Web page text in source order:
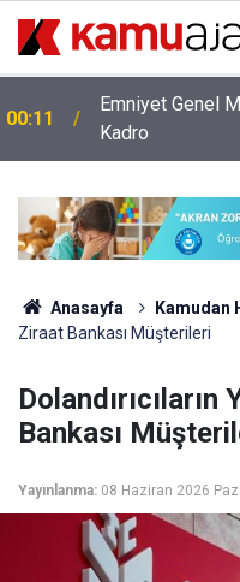
00:11
Emniyet Genel
Kadro
Anasayfa Kamudan
Ziraat Bankası Müşterileri
Bankası
Yayınlanma: 08 Haziran 2026